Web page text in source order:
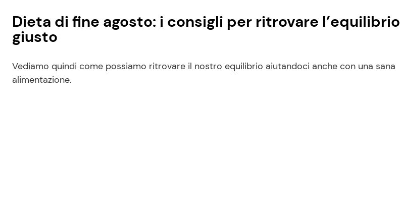
Dieta di fine agosto: i consigli per ritrovare l’equilibrio
giusto
Vediamo quindi come possiamo ritrovare il nostro equilibrio aiutandoci anche con una sana
alimentazione.